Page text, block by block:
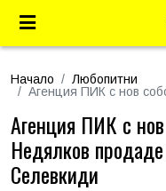
Начало
Любопитни
Агенция ПИК с нов
Агенция ПИК с
Недялков
Селевкиди